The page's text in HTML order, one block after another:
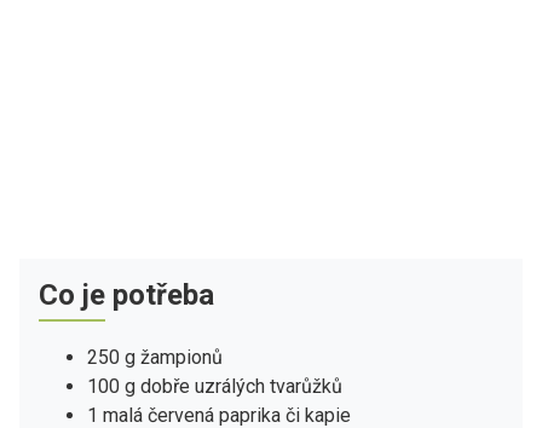
Co je potřeba
250 g žampionů
100 g dobře uzrálých tvarůžků
1 malá červená paprika či kapie